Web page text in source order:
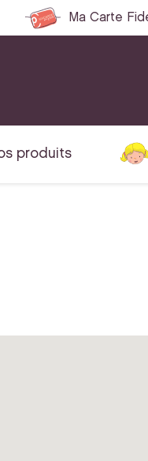
Ma Carte
produits